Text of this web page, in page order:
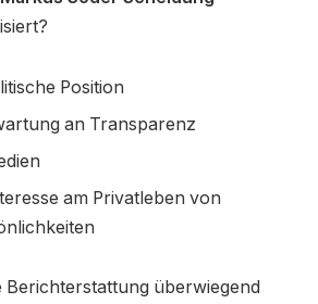
Position
an Transparenz
am Privatleben von
Berichterstattung überwiegend